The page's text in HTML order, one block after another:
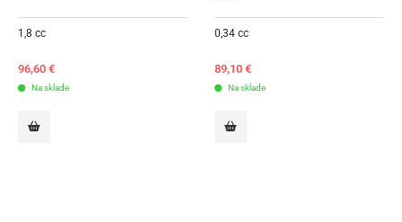
1,8 cc
96,60 €
Na sklade
0,34 cc
89,10 €
Na sklade